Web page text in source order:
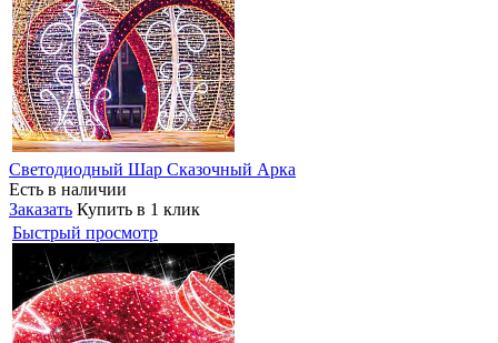
Светодиодный Шар Сказочный Арка
Есть в наличии
Заказать Купить в 1 клик
Быстрый просмотр